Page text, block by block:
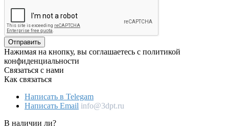
Отправить
Нажимая на кнопку, вы соглашаетесь с политикой
конфиденциальности
Связаться с нами
Как связаться
Написать в Telegam
Написать Email info@3dpt.ru
В наличии ли?